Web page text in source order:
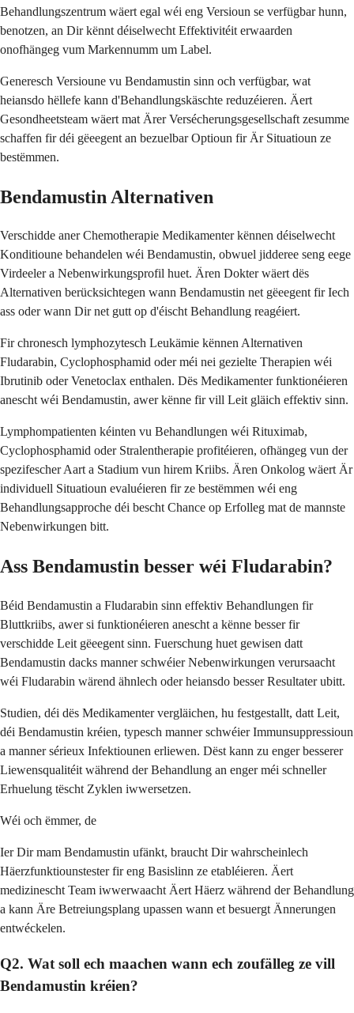
Behandlungszentrum wäert egal wéi eng Versioun se verfügbar hunn,
benotzen, an Dir kënnt déiselwecht Effektivitéit erwaarden
onofhängeg vum Markennumm um Label.
Generesch Versioune vu Bendamustin sinn och verfügbar, wat
heiansdo hëllefe kann d'Behandlungskäschte reduzéieren. Äert
Gesondheetsteam wäert mat Ärer Versécherungsgesellschaft zesumme
schaffen fir déi gëeegent an bezuelbar Optioun fir Är Situatioun ze
bestëmmen.
Bendamustin Alternativen
Verschidde aner Chemotherapie Medikamenter kënnen déiselwecht
Konditioune behandelen wéi Bendamustin, obwuel jidderee seng eege
Virdeeler a Nebenwirkungsprofil huet. Ären Dokter wäert dës
Alternativen berücksichtegen wann Bendamustin net gëeegent fir Iech
ass oder wann Dir net gutt op d'éischt Behandlung reagéiert.
Fir chronesch lymphozytesch Leukämie kënnen Alternativen
Fludarabin, Cyclophosphamid oder méi nei gezielte Therapien wéi
Ibrutinib oder Venetoclax enthalen. Dës Medikamenter funktionéieren
anescht wéi Bendamustin, awer kënne fir vill Leit gläich effektiv sinn.
Lymphompatienten kéinten vu Behandlungen wéi Rituximab,
Cyclophosphamid oder Stralentherapie profitéieren, ofhängeg vun der
spezifescher Aart a Stadium vun hirem Kriibs. Ären Onkolog wäert Är
individuell Situatioun evaluéieren fir ze bestëmmen wéi eng
Behandlungsapproche déi bescht Chance op Erfolleg mat de mannste
Nebenwirkungen bitt.
Ass Bendamustin besser wéi Fludarabin?
Béid Bendamustin a Fludarabin sinn effektiv Behandlungen fir
Bluttkriibs, awer si funktionéieren anescht a kënne besser fir
verschidde Leit gëeegent sinn. Fuerschung huet gewisen datt
Bendamustin dacks manner schwéier Nebenwirkungen verursaacht
wéi Fludarabin wärend ähnlech oder heiansdo besser Resultater ubitt.
Studien, déi dës Medikamenter vergläichen, hu festgestallt, datt Leit,
déi Bendamustin kréien, typesch manner schwéier Immunsuppressioun
a manner sérieux Infektiounen erliewen. Dëst kann zu enger besserer
Liewensqualitéit während der Behandlung an enger méi schneller
Erhuelung tëscht Zyklen iwwersetzen.
Wéi och ëmmer, de
Ier Dir mam Bendamustin ufänkt, braucht Dir wahrscheinlech
Häerzfunktiounstester fir eng Basislinn ze etabléieren. Äert
medizinescht Team iwwerwaacht Äert Häerz während der Behandlung
a kann Äre Betreiungsplang upassen wann et besuergt Ännerungen
entwéckelen.
Q2. Wat soll ech maachen wann ech zoufälleg ze vill
Bendamustin kréien?